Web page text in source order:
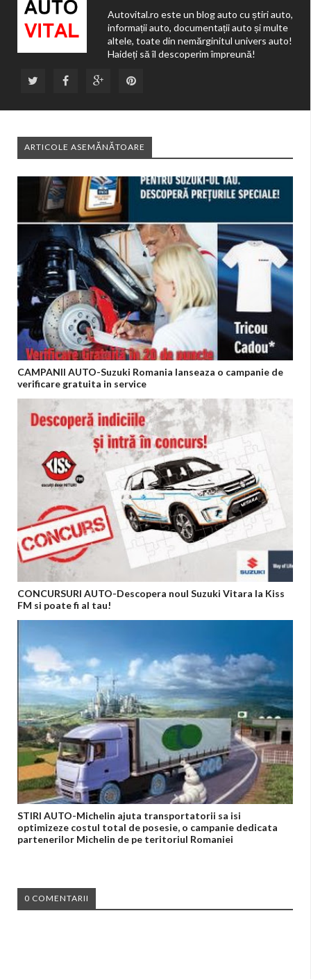
Autovital.ro este un blog auto cu știri auto,
informații auto, documentații auto și multe
altele, toate din nemărginitul univers auto!
Haideți să îl descoperim împreună!
ARTICOLE ASEMĂNĂTOARE
CAMPANII AUTO-Suzuki Romania lanseaza o campanie de
verificare gratuita in service
CONCURSURI AUTO-Descopera noul Suzuki Vitara la Kiss
FM si poate fi al tau!
STIRI AUTO-Michelin ajuta transportatorii sa isi
optimizeze costul total de posesie, o campanie dedicata
partenerilor Michelin de pe teritoriul Romaniei
0 COMENTARII